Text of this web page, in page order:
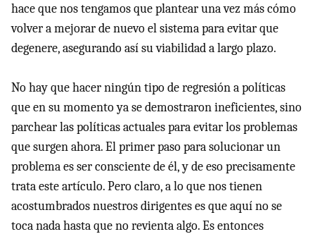
hace que nos tengamos que plantear una vez más cómo
volver a mejorar de nuevo el sistema para evitar que
degenere, asegurando así su viabilidad a largo plazo.
No hay que hacer ningún tipo de regresión a políticas
que en su momento ya se demostraron ineficientes, sino
parchear las políticas actuales para evitar los problemas
que surgen ahora. El primer paso para solucionar un
problema es ser consciente de él, y de eso precisamente
trata este artículo. Pero claro, a lo que nos tienen
acostumbrados nuestros dirigentes es que aquí no se
toca nada hasta que no revienta algo. Es entonces